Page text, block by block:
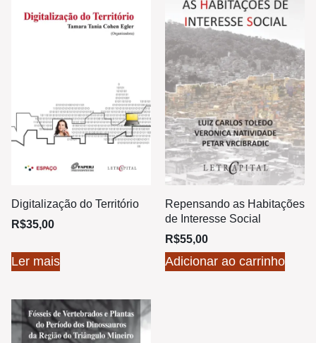
Digitalização do Território
R$35,00
Ler mais
Repensando as Habitações
de Interesse Social
R$55,00
Adicionar ao carrinho